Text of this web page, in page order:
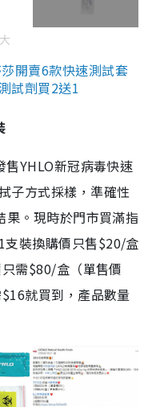
開賣6款快速測試套
試劑買2送1
售YHLO新冠病毒快速
子方式採樣，準確性
。現時於門市買滿指
支裝換購價只售$20/盒
需$80/盒（單售價
就買到，產品數量